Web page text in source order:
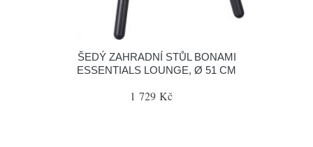
ŠEDÝ ZAHRADNÍ STŮL BONAMI
ESSENTIALS LOUNGE, Ø 51 CM
1 729 Kč